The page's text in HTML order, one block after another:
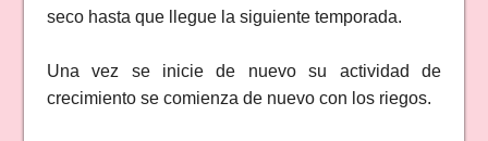
seco hasta que llegue la siguiente temporada.
Una vez se inicie de nuevo su actividad de
crecimiento se comienza de nuevo con los riegos.